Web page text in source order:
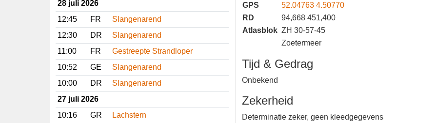
28 juli 2026
12:45
FR
Slangenarend
12:30
DR
Slangenarend
11:00
FR
Gestreepte Strandloper
10:52
GE
Slangenarend
10:00
DR
Slangenarend
27 juli 2026
10:16
GR
Lachstern
GPS
52.04763 4.50770
RD
94,668 451,400
Atlasblok ZH 30-57-45
Zoetermeer
Tijd & Gedrag
Onbekend
Zekerheid
Determinatie zeker, geen